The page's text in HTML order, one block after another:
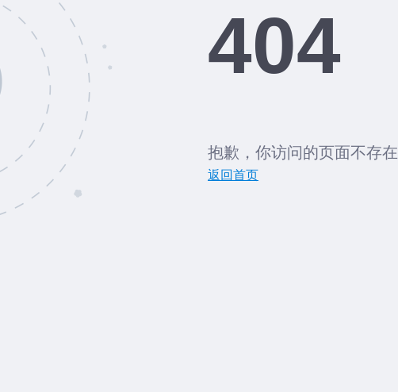
404
抱歉，你访问的页面不存在
返回首页